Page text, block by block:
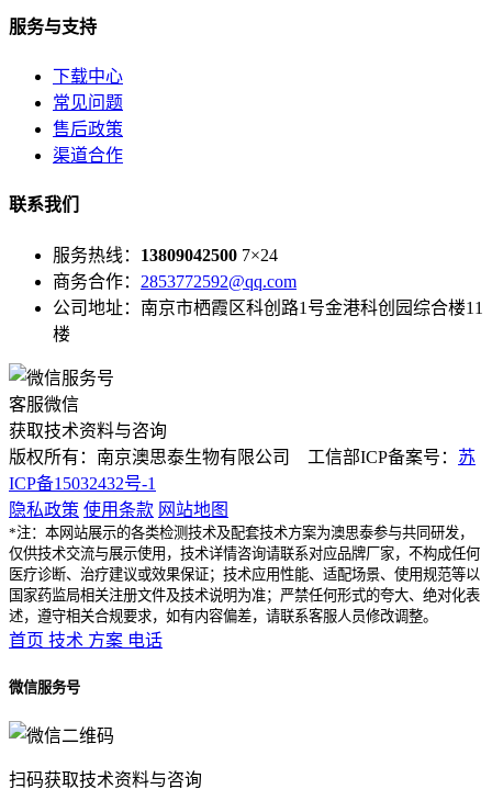
服务与支持
下载中心
常见问题
售后政策
渠道合作
联系我们
服务热线： 13809042500 7×24
商务合作： 2853772592@qq.com
公司地址：南京市栖霞区科创路1号金港科创园综合楼11
楼
客服微信
获取技术资料与咨询
版权所有：南京澳思泰生物有限公司 工信部ICP备案号： 苏
ICP备15032432号-1
隐私政策 使用条款 网站地图
*注：本网站展示的各类检测技术及配套技术方案为澳思泰参与共同研发，
仅供技术交流与展示使用，技术详情咨询请联系对应品牌厂家，不构成任何
医疗诊断、治疗建议或效果保证；技术应用性能、适配场景、使用规范等以
国家药监局相关注册文件及技术说明为准；严禁任何形式的夸大、绝对化表
述，遵守相关合规要求，如有内容偏差，请联系客服人员修改调整。
首页 技术 方案 电话
微信服务号
扫码获取技术资料与咨询